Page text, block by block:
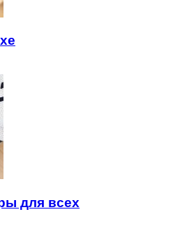
для всех